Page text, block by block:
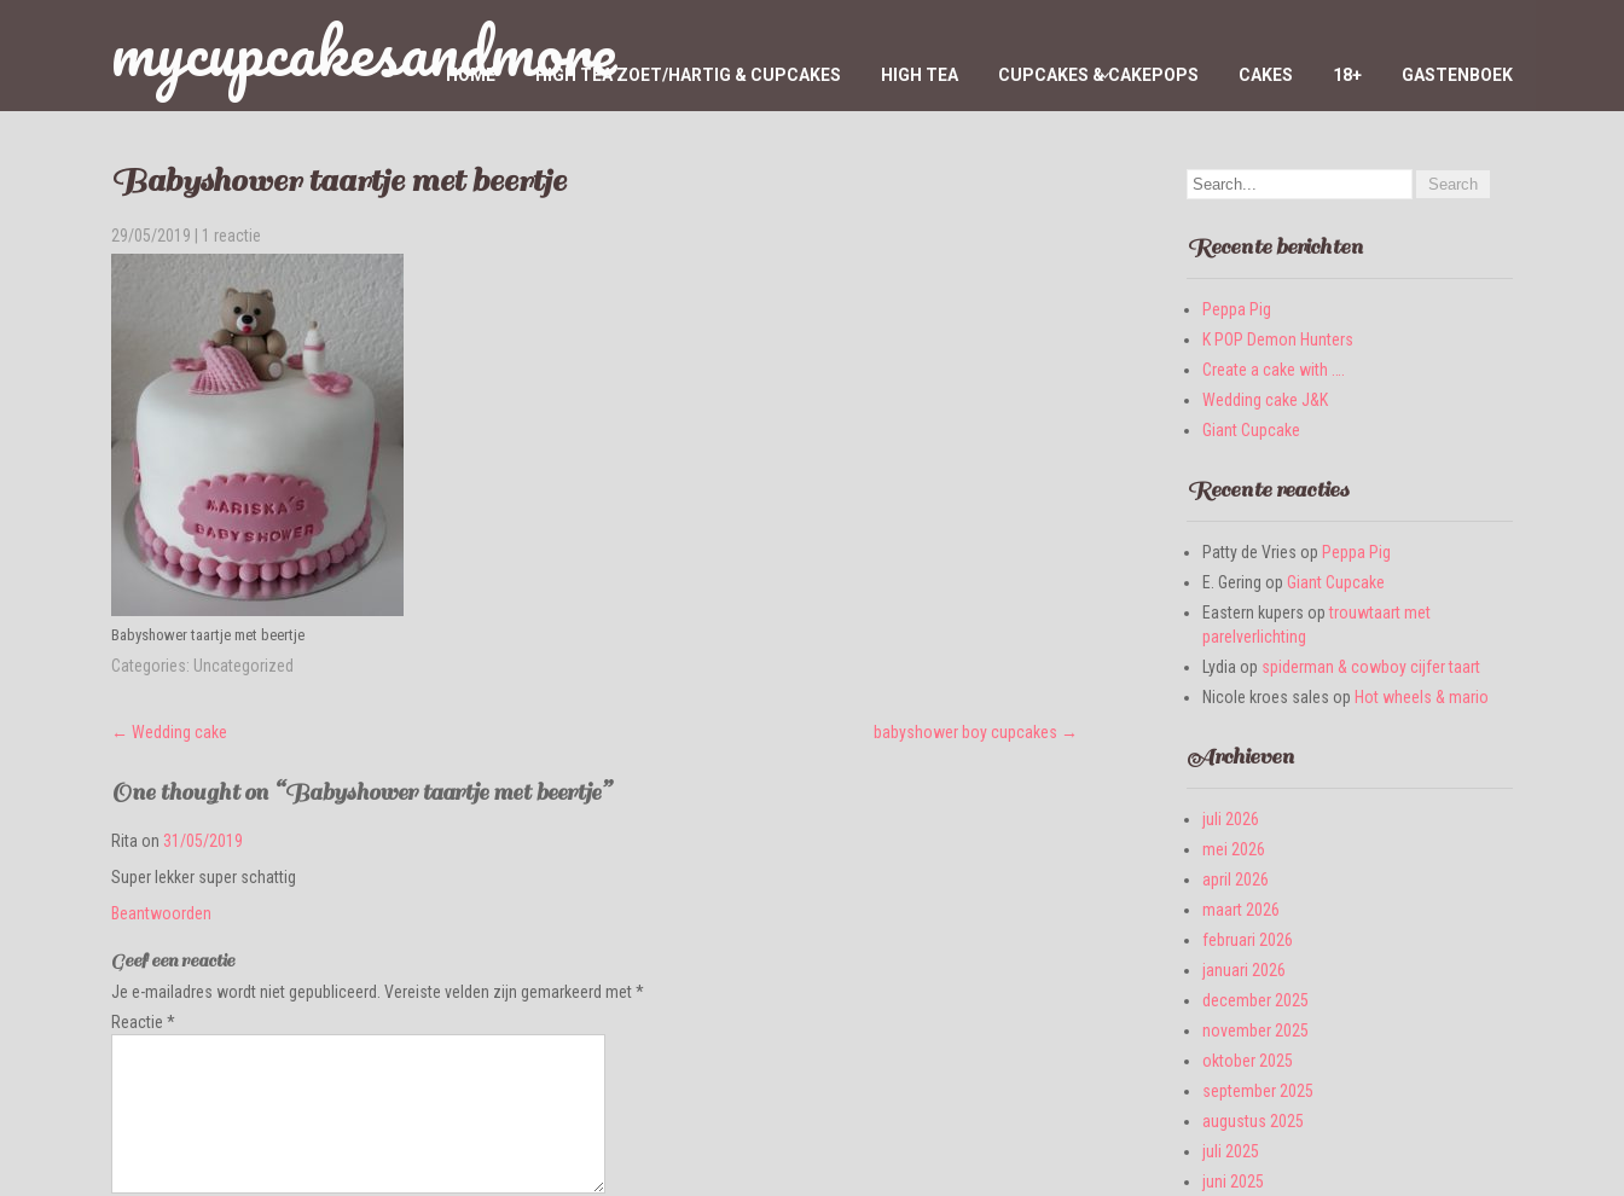
mycupcakesandmore
HOME HIGH TEA ZOET/HARTIG & CUPCAKES HIGH TEA CUPCAKES & CAKEPOPS CAKES 18+ GASTENBOEK
Babyshower taartje met beertje
29/05/2019 1 reactie
Babyshower taartje met beertje
Categories: Uncategorized
Post
navigation
← Wedding cake babyshower boy cupcakes →
One thought on “Babyshower taartje met beertje”
Rita on 31/05/2019
Super lekker super schattig
Beantwoorden
Geef een reactie
Je e-mailadres wordt niet gepubliceerd. Vereiste velden zijn gemarkeerd met*
Reactie *
Recente berichten
Peppa Pig
K POP Demon Hunters
Create a cake with ….
Wedding cake J&K
Giant Cupcake
Recente reacties
Patty de Vries op Peppa Pig
E. Gering op Giant Cupcake
Eastern kupers optrouwtaart met
parelverlichting
Lydia op spiderman & cowboy cijfer taart
Nicole kroes sales op Hot wheels & mario
Archieven
juli 2026
mei 2026
april 2026
maart 2026
februari 2026
januari 2026
december 2025
november 2025
oktober 2025
september 2025
augustus 2025
juli 2025
juni 2025